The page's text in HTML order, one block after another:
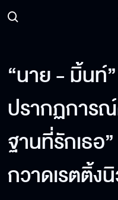
“นาย - มิ้นท์
ปรากฏการณ์
ฐานที่รักเธอ
กวาดเรตติ้ง